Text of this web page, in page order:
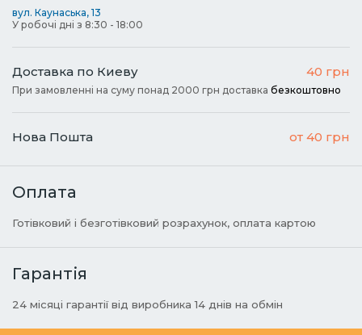
вул. Каунаська, 13
У робочі дні з 8:30 - 18:00
Доставка по Киеву 40 грн
При замовленні на суму понад 2000 грн доставка безкоштовно
Нова Пошта от 40 грн
Оплата
Готівковий і безготівковий розрахунок, оплата картою
Гарантія
24 місяці гарантії від виробника 14 днів на обмін